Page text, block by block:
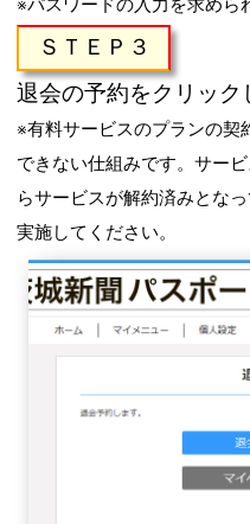
ＳＴＥＰ３
退会の予約をクリック
※有料サービスのプランの契
できない仕組みです。サー
らサービスが解約済みとな
実施してください。